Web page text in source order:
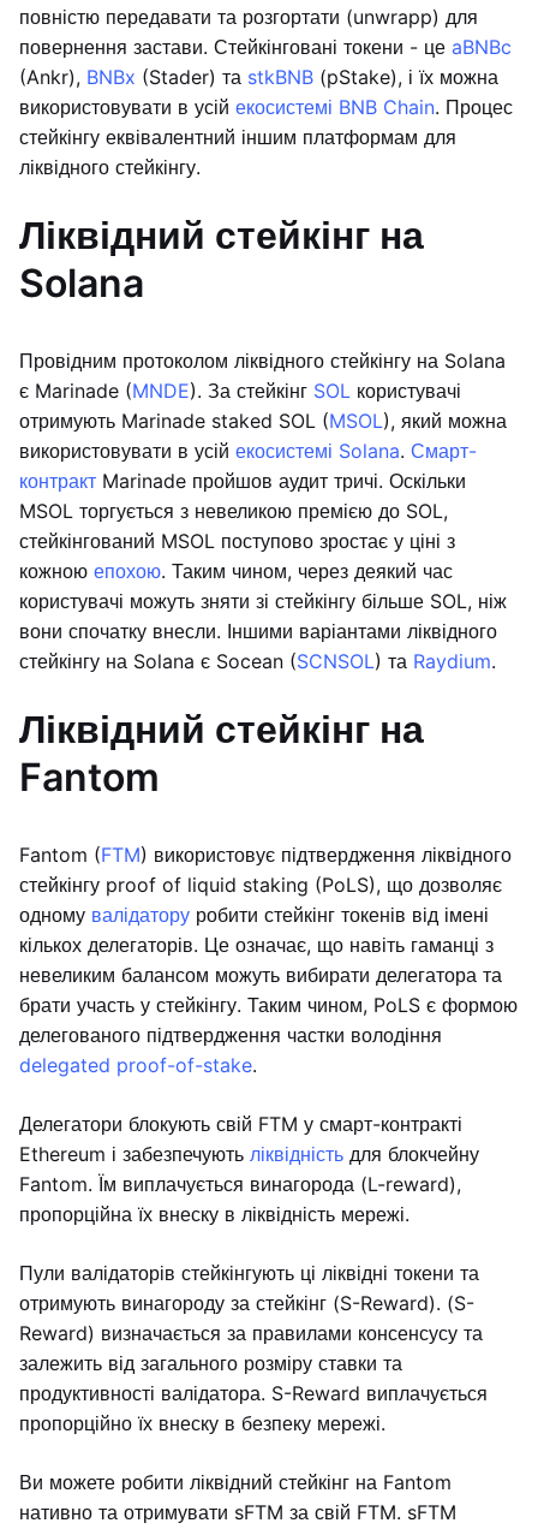
повністю передавати та розгортати (unwrapp) для
повернення застави. Стейкінговані токени - це aBNBc
(Ankr), BNBx (Stader) та stkBNB (pStake), і їх можна
використовувати в усій екосистемі BNB Chain. Процес
стейкінгу еквівалентний іншим платформам для
ліквідного стейкінгу.
Ліквідний стейкінг на
Solana
Провідним протоколом ліквідного стейкінгу на Solana
є Marinade (MNDE). За стейкінг SOL користувачі
отримують Marinade staked SOL (MSOL), який можна
використовувати в усій екосистемі Solana. Смарт-
контракт Marinade пройшов аудит тричі. Оскільки
MSOL торгується з невеликою премією до SOL,
стейкінгований MSOL поступово зростає у ціні з
кожною епохою. Таким чином, через деякий час
користувачі можуть зняти зі стейкінгу більше SOL, ніж
вони спочатку внесли. Іншими варіантами ліквідного
стейкінгу на Solana є Socean (SCNSOL) та Raydium.
Ліквідний стейкінг на
Fantom
Fantom (FTM) використовує підтвердження ліквідного
стейкінгу proof of liquid staking (PoLS), що дозволяє
одному валідатору робити стейкінг токенів від імені
кількох делегаторів. Це означає, що навіть гаманці з
невеликим балансом можуть вибирати делегатора та
брати участь у стейкінгу. Таким чином, PoLS є формою
делегованого підтвердження частки володіння
delegated proof-of-stake.
Делегатори блокують свій FTM у смарт-контракті
Ethereum і забезпечують ліквідність для блокчейну
Fantom. Їм виплачується винагорода (L-reward),
пропорційна їх внеску в ліквідність мережі.
Пули валідаторів стейкінгують ці ліквідні токени та
отримують винагороду за стейкінг (S-Reward). (S-
Reward) визначається за правилами консенсусу та
залежить від загального розміру ставки та
продуктивності валідатора. S-Reward виплачується
пропорційно їх внеску в безпеку мережі.
Ви можете робити ліквідний стейкінг на Fantom
нативно та отримувати sFTM за свій FTM. sFTM